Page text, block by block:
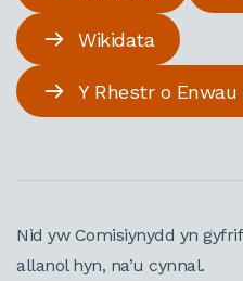
Wikidata
Y Rhestr o
Nid yw Comisiynydd yn
allanol hyn, na’u cynnal.